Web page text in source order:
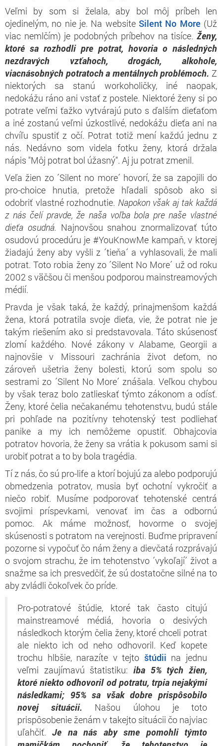
Veľmi by som si želala, aby bol môj príbeh len
ojedinelým, no nie je. Na website Silent No More (Už
viac nemlčím) je podobných príbehov na tisíce. Ženy,
ktoré sa rozhodli pre potrat, hovoria o následných
nezdravých vzťahoch, drogách, alkohole,
viacnásobných potratoch a mentálnych problémoch. Z
niektorých sa stanú workoholičky, iné naopak,
nedokážu ráno ani vstať z postele. Niektoré ženy si po
potrate veľmi ťažko vytvárajú puto s ďalším dieťaťom
a iné zostanú veľmi úzkostlivé, nedokážu dieťa ani na
chvíľu spustiť z očí. Potrat totiž mení každú jednu z
nás. Nedávno som videla fotku ženy, ktorá držala
nápis "Môj potrat bol úžasný". Aj ju potrat zmenil.
Veľa žien zo ´Silent no more´ hovorí, že sa zapojili do
pro-choice hnutia, pretože hľadali spôsob ako si
odobriť vlastné rozhodnutie. Napokon však aj tak každá
z nás čelí pravde, že naša voľba bola pre naše vlastné
dieťa osudná. Najnovšou snahou znormalizovať túto
osudovú procedúru je #YouKnowMe kampaň, v ktorej
žiadajú ženy aby vyšli z ´tieňa´ a vyhlasovali, že mali
potrat. Toto robia ženy zo ´Silent No More´ už od roku
2002 s väčšou či menšou podporou mainstreamových
médií.
Pravda je však taká, že každý, prinajmenšom každá
žena, ktorá potratila svoje dieťa, vie, že potrat nie je
takým riešením ako si predstavovala. Táto skúsenosť
zlomí každého. Nové zákony v Alabame, Georgii a
najnovšie v Missouri zachránia život deťom, no
zároveň ušetria ženy bolesti, ktorú som spolu so
sestrami zo ´Silent No More´ znášala. Veľkou chybou
by však teraz bolo zatlieskať týmto zákonom a odísť.
Ženy, ktoré čelia nečakanému tehotenstvu, budú stále
pri pohľade na pozitívny tehotenský test podliehať
panike a my ich nemôžeme opustiť. Obhajcovia
potratov hovoria, že ženy sa vrátia k pokusom sami si
urobiť potrat a to by bola tragédia.
Tí z nás, čo sú pro-life a ktorí bojujú za alebo podporujú
obmedzenia potratov, musia byť ochotní vykročiť a
niečo robiť. Musíme podporovať tehotenské centrá
svojimi príspevkami, venovať im čas a odbornú
pomoc. Ak máme možnosť, hovorme o svojej
skúsenosti s potratom na verejnosti. Buďme pripravení
pozorne si vypočuť čo nám ženy a dievčatá rozprávajú
o svojom strachu, že im tehotenstvo ´vykoľají´ život a
snažme sa ich presvedčiť, že sú dostatočne silné na to
aby zvládli čokoľvek čo príde.
Pro-potratové štúdie, ktoré tak často citujú
mainstreamové médiá, hovoria o desivých
následkoch ktorým čelia ženy, ktoré chceli potrat
ale niekto ich od neho odhovoril. Keď kopete
trochu hlbšie, narazíte v tejto štúdii na jednu
veľmi zaujímavú štatistiku: iba 5% tých žien,
ktoré niekto odhovoril od potratu, trpia nejakými
následkami; 95% sa však dobre prispôsobilo
novej situácii. Našou úlohou je toto
prispôsobenie ženám v takejto situácii čo najviac
uľahčiť.Je na nás aby sme pomohli týmto